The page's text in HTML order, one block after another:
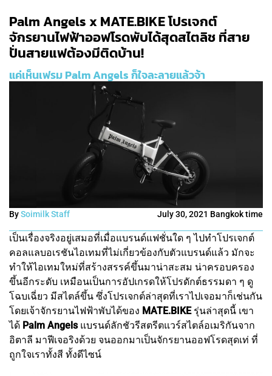
Palm Angels x MATE.BIKE โปรเจกต์
จักรยานไฟฟ้าออฟโรดพับได้สุดสไตลิช ที่สาย
ปั่นสายแฟต้องมีติดบ้าน!
แค่เห็นเฟรม Palm Angels ก็ใจละลายแล้วจ้า
BySoimilk Staff July 30, 2021 Bangkok time
เป็นเรื่องจริงอยู่เสมอที่เมื่อแบรนด์แฟชั่นใด ๆ ไปทำโปรเจกต์
คอลแลบอเรชันไอเทมที่ไม่เกี่ยวข้องกับตัวแบรนด์แล้ว มักจะ
ทำให้ไอเทมใหม่ที่สร้างสรรค์ขึ้นมาน่าสะสม น่าครอบครอง
ขึ้นอีกระดับ เหมือนเป็นการอัปเกรดให้โปรดักต์ธรรมดา ๆ ดู
โฉบเฉี่ยว มีสไตล์ขึ้น ซึ่งโปรเจกต์ล่าสุดที่เราไปเจอมาก็เช่นกัน
โดยเจ้าจักรยานไฟฟ้าพับได้ของ MATE.BIKEรุ่นล่าสุดนี้ เขา
ได้ Palm Angels แบรนด์ลักชัวรีสตรีตแวร์สไตล์อเมริกันจาก
อิตาลี มาฟีเจอริงด้วย จนออกมาเป็นจักรยานออฟโรดสุดเท่ ที่
ถูกใจเราทั้งสี ทั้งดีไซน์